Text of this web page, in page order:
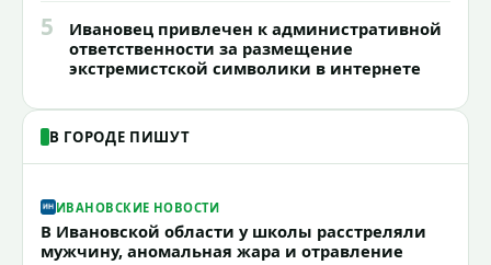
5
Ивановец привлечен к административной
ответственности за размещение
экстремистской символики в интернете
В ГОРОДЕ ПИШУТ
ИВАНОВСКИЕ НОВОСТИ
В Ивановской области у школы расстреляли
мужчину, аномальная жара и отравление